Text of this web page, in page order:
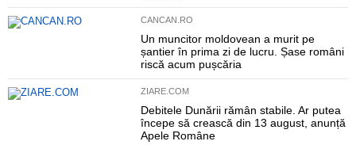
CANCAN.RO
Un muncitor moldovean a murit pe
șantier în prima zi de lucru. Șase români
riscă acum pușcăria
ZIARE.COM
Debitele Dunării rămân stabile. Ar putea
începe să crească din 13 august, anunță
Apele Române